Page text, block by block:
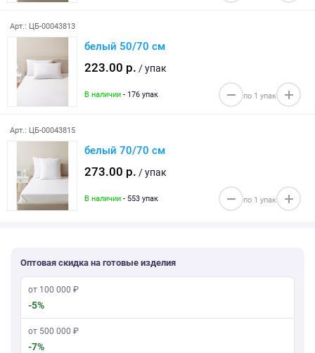
Арт.: ЦБ-00043813
белый 50/70 см
223.00 р. / упак
В наличии - 176 упак
Арт.: ЦБ-00043815
белый 70/70 см
273.00 р. / упак
В наличии - 553 упак
Оптовая скидка на готовые изделия
от 100 000 ₽
-5%
от 500 000 ₽
-7%